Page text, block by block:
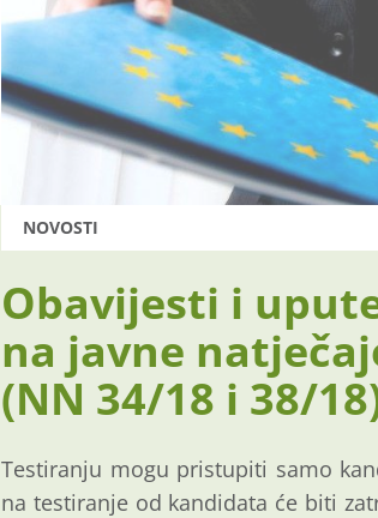
NOVOSTI
Obavijesti i
na javne
(NN 34/18 i 38/
Testiranju mogu pristupiti samo
na testiranje od kandidata će biti